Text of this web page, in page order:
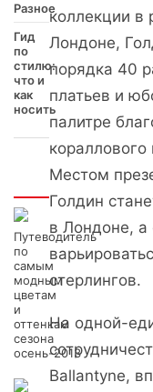
Разное
Гид
по
стилю:
что и
как
носить
Интересно
Путеводитель
по
самым
модным
цветам
и
оттенкам
сезона
осень-2013
коллекции в
Лондоне,
порядка 40
платьев и
палитре
кораллового
Местом
Голдин
в Лондоне, а
стерлингов.
На одной-
Ballantyne,